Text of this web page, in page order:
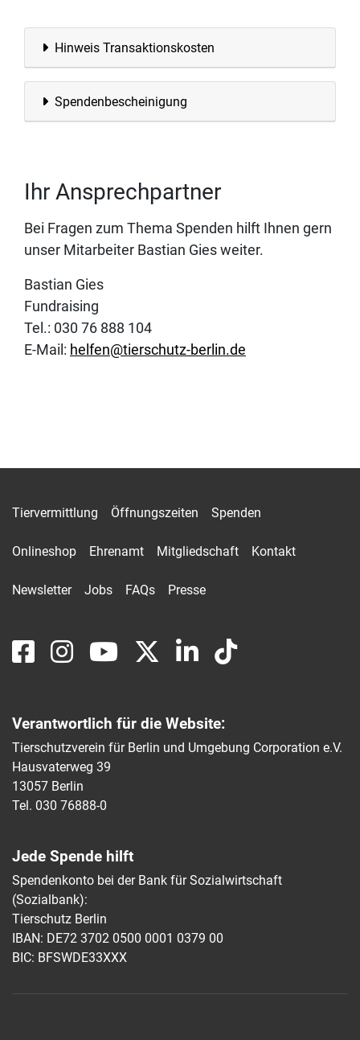
Hinweis Transaktionskosten
Spendenbescheinigung
Ihr Ansprechpartner
Bei Fragen zum Thema Spenden hilft Ihnen gern
unser Mitarbeiter Bastian Gies weiter.
Bastian Gies
Fundraising
Tel.: 030 76 888 104
E-Mail: helfen@tierschutz-berlin.de
Tiervermittlung Öffnungszeiten Spenden
Onlineshop Ehrenamt Mitgliedschaft Kontakt
Newsletter Jobs FAQs Presse
Verantwortlich für die Website:
Tierschutzverein für Berlin und Umgebung Corporation e.V.
Hausvaterweg 39
13057 Berlin
Tel. 030 76888-0
Jede Spende hilft
Spendenkonto bei der Bank für Sozialwirtschaft
(Sozialbank):
Tierschutz Berlin
IBAN: DE72 3702 0500 0001 0379 00
BIC: BFSWDE33XXX